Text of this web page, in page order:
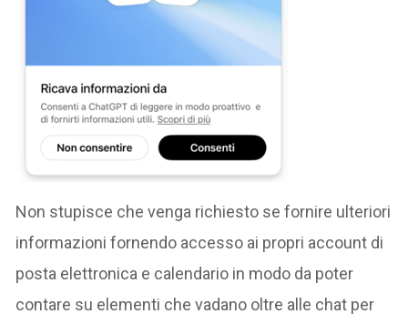
Non stupisce che venga richiesto se fornire ulteriori
informazioni fornendo accesso ai propri account di
posta elettronica e calendario in modo da poter
contare su elementi che vadano oltre alle chat per